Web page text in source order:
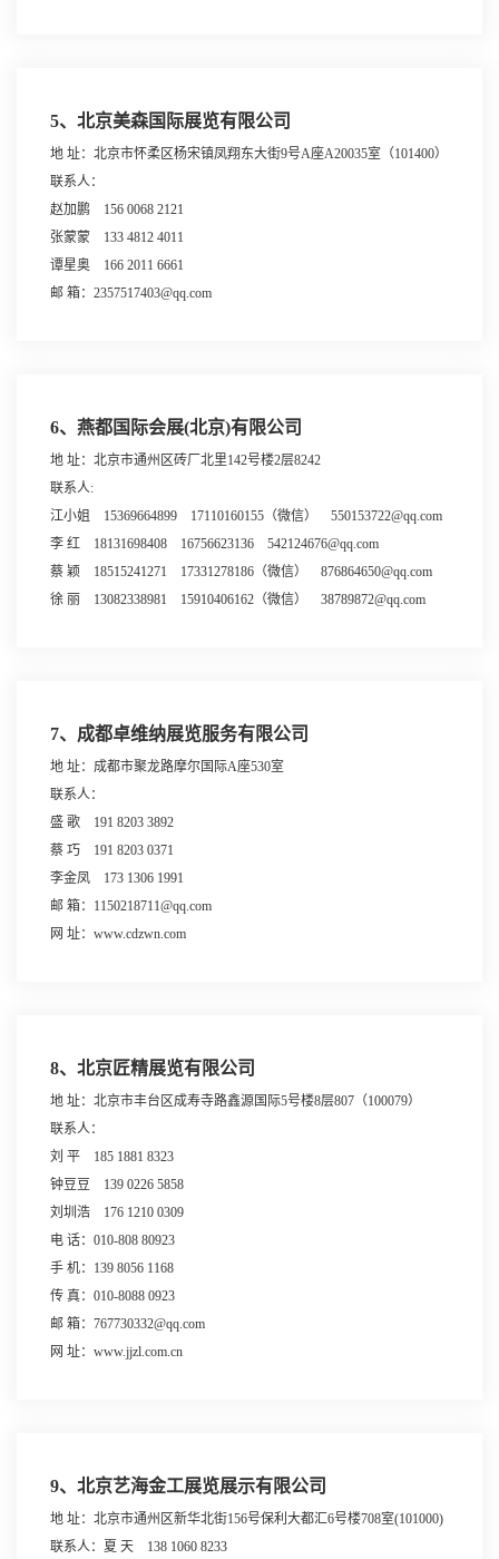
5、北京美森国际展览有限公司
地 址：北京市怀柔区杨宋镇凤翔东大街9号A座A20035室（101400）
联系人：
赵加鹏 156 0068 2121
张蒙蒙 133 4812 4011
谭星奥 166 2011 6661
邮 箱：2357517403@qq.com
6、燕都国际会展(北京)有限公司
地 址：北京市通州区砖厂北里142号楼2层8242
联系人:
江小姐 15369664899 17110160155（微信） 550153722@qq.com
李 红 18131698408 16756623136 542124676@qq.com
蔡 颖 18515241271 17331278186（微信） 876864650@qq.com
徐 丽 13082338981 15910406162（微信） 38789872@qq.com
7、成都卓维纳展览服务有限公司
地 址：成都市聚龙路摩尔国际A座530室
联系人：
盛 歌 191 8203 3892
蔡 巧 191 8203 0371
李金凤 173 1306 1991
邮 箱：1150218711@qq.com
网 址：www.cdzwn.com
8、北京匠精展览有限公司
地 址：北京市丰台区成寿寺路鑫源国际5号楼8层807（100079）
联系人：
刘 平 185 1881 8323
钟豆豆 139 0226 5858
刘圳浩 176 1210 0309
电 话：010-808 80923
手 机：139 8056 1168
传 真：010-8088 0923
邮 箱：767730332@qq.com
网 址：www.jjzl.com.cn
9、北京艺海金工展览展示有限公司
地 址：北京市通州区新华北街156号保利大都汇6号楼708室(101000)
联系人：夏 天 138 1060 8233